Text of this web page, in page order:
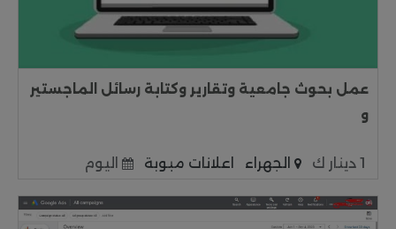
عمل بحوث جامعية وتقارير وكتابة رسائل الماجستير
و
1 دينار ك الجهراء اعلانات مبوبة اليوم